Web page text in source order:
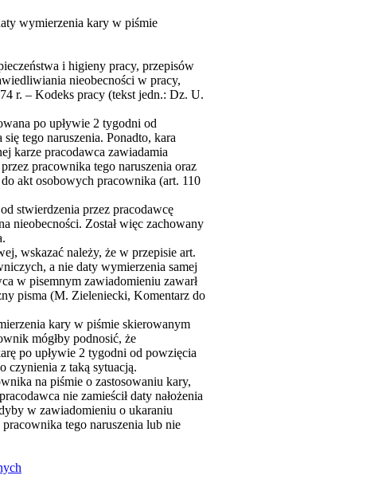
wymierzenia kary w piśmie
i higieny pracy, przepisów
nieobecności w pracy,
r. – Kodeks pracy (tekst jedn.: Dz. U.
po upływie 2 tygodni od
tego naruszenia. Ponadto, kara
karze pracodawca zawiadamia
pracownika tego naruszenia oraz
akt osobowych pracownika (art. 110
stwierdzenia przez pracodawcę
nieobecności. Został więc zachowany
wskazać należy, że w przepisie art.
a nie daty wymierzenia samej
w pisemnym zawiadomieniu zawarł
pisma (M. Zieleniecki, Komentarz do
kary w piśmie skierowanym
mógłby podnosić, że
po upływie 2 tygodni od powzięcia
czynienia z taką sytuacją.
na piśmie o zastosowaniu kary,
nie zamieścił daty nałożenia
w zawiadomieniu o ukaraniu
tego naruszenia lub nie